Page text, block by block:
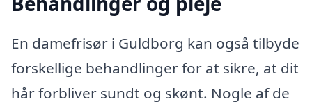
En damefrisør i Guldborg kan også tilbyde
forskellige behandlinger for at sikre, at dit
hår forbliver sundt og skønt. Nogle af de